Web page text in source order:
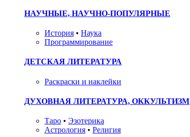
НАУЧНЫЕ, НАУЧНО-ПОПУЛЯРНЫЕ
История • Наука
Программирование
ДЕТСКАЯ ЛИТЕРАТУРА
Раскраски и наклейки
ДУХОВНАЯ ЛИТЕРАТУРА, ОККУЛЬТИЗМ
Таро • Эзотерика
Астрология • Религия